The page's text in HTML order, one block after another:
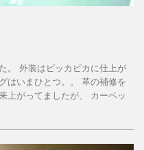
。 外装はピッカピカに仕上が
はいまひとつ。。 革の補修を
上がってましたが、 カーペッ